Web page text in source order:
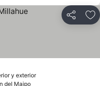
Compartir
y exterior
del Maipo